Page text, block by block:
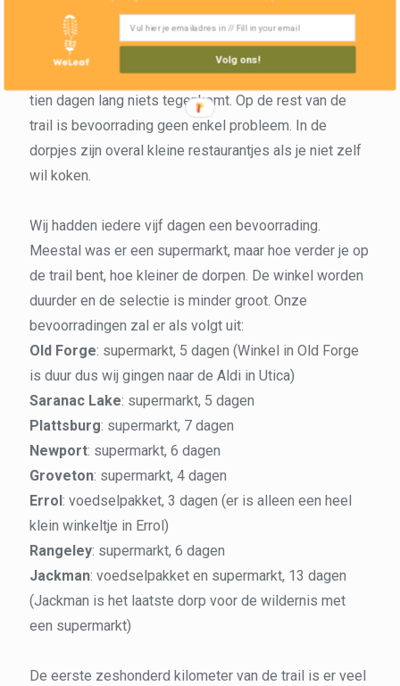
waterwegen brengen je langs verschillende dorpen
waar je kan bevoorraden. Alleen het laatste deel van
de trail gaat door de echte wildernis waar je minstens
tien dagen lang niets tegenkomt. Op de rest van de
trail is bevoorrading geen enkel probleem. In de
dorpjes zijn overal kleine restaurantjes als je niet zelf
wil koken.
Wij hadden iedere vijf dagen een bevoorrading.
Meestal was er een supermarkt, maar hoe verder je op
de trail bent, hoe kleiner de dorpen. De winkel worden
duurder en de selectie is minder groot. Onze
bevoorradingen zal er als volgt uit:
Old Forge: supermarkt, 5 dagen (Winkel in Old Forge
is duur dus wij gingen naar de Aldi in Utica)
Saranac Lake: supermarkt, 5 dagen
Plattsburg: supermarkt, 7 dagen
Newport: supermarkt, 6 dagen
Groveton: supermarkt, 4 dagen
Errol : voedselpakket, 3 dagen (er is alleen een heel
klein winkeltje in Errol)
Rangeley: supermarkt, 6 dagen
Jackman: voedselpakket en supermarkt, 13 dagen
(Jackman is het laatste dorp voor de wildernis met
een supermarkt)
De eerste zeshonderd kilometer van de trail is er veel
Volg ons!